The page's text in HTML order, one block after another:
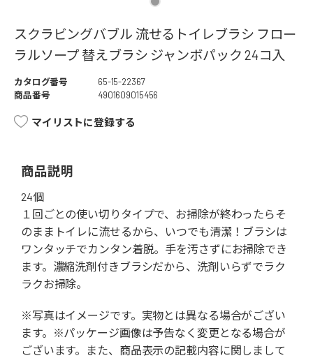
スクラビングバブル 流せるトイレブラシ フロー
ラルソープ 替えブラシ ジャンボパック 24コ入
カタログ番号
65-15-22367
商品番号
4901609015456
マイリストに登録する
商品説明
24個
１回ごとの使い切りタイプで、お掃除が終わったらそ
のままトイレに流せるから、いつでも清潔！ブラシは
ワンタッチでカンタン着脱。手を汚さずにお掃除でき
ます。濃縮洗剤付きブラシだから、洗剤いらずでラク
ラクお掃除。
※写真はイメージです。実物とは異なる場合がござい
ます。※パッケージ画像は予告なく変更となる場合が
ございます。また、商品表示の記載内容に関しまして